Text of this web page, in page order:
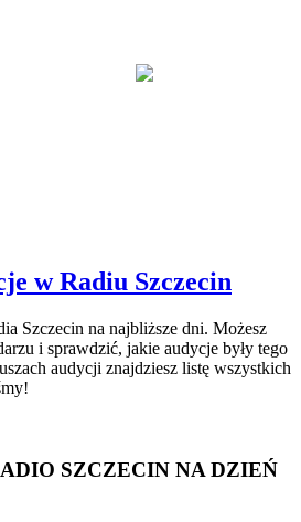
w Radiu Szczecin
Szczecin na najbliższe dni. Możesz
i sprawdzić, jakie audycje były tego
audycji znajdziesz listę wszystkich
SZCZECIN NA DZIEŃ